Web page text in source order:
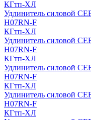
КГтп-ХЛ
Удлинитель силовой
H07RN-F
КГтп-ХЛ
Удлинитель силовой
H07RN-F
КГтп-ХЛ
Удлинитель силовой
H07RN-F
КГтп-ХЛ
Удлинитель силовой
H07RN-F
КГтп-ХЛ